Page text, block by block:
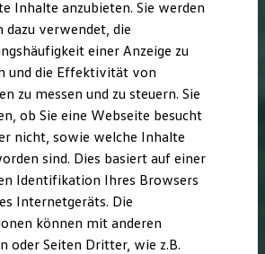
und Betriebsflüssigkeiten
und Lifestyle Produkte
Business
Hybridfahrzeuge
Ansatz
Strom
& Ladelösungen
für Privatkunden
für Gewerbekunden
und Ladekabel
Inhalte anzubieten. Sie werden
dazu verwendet, die
einer Anzeige zu
und die Effektivität von
zu messen und zu steuern. Sie
ob Sie eine Webseite besucht
nicht, sowie welche Inhalte
sind. Dies basiert auf einer
Identifikation Ihres Browsers
Internetgeräts. Die
können mit anderen
oder Seiten Dritter, wie z.B.